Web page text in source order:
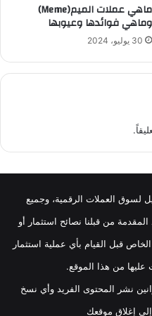
ماهي عملات الميم(Meme)
وماهي فوائدها وعيوبها
30 يوليو، 2024
لسوق العملات الرقمية، وجميع
المقدمة من قبلنا نصائح استثمار أو
قبل القيام بأي عملية استثمار
من هذا الموقع.
نشر المحتوى الفريد وأي نسخ
إغلاق موقعك